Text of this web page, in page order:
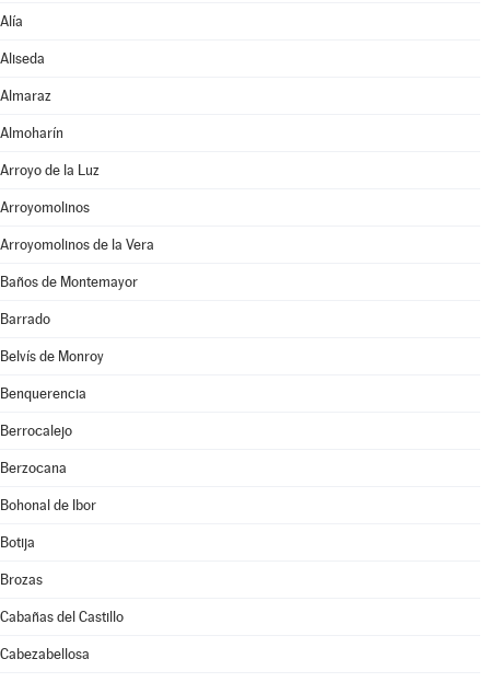
Alía
Aliseda
Almaraz
Almoharín
Arroyo de la Luz
Arroyomolinos
Arroyomolinos de la Vera
Baños de Montemayor
Barrado
Belvís de Monroy
Benquerencia
Berrocalejo
Berzocana
Bohonal de Ibor
Botija
Brozas
Cabañas del Castillo
Cabezabellosa